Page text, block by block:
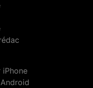
iPhone